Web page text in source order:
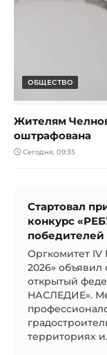
ОБЩЕСТВО
Жителям
оштрафована
Сегодня, 09:35
Стартовал
конкурс
победителей
Оргкомитет
2026» объявил
открытый
НАСЛЕДИЕ».
территориях